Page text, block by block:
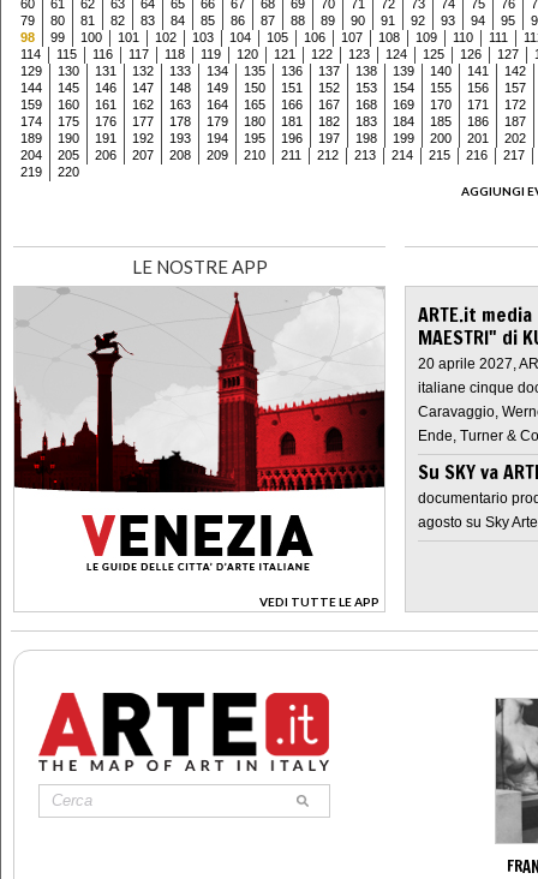
60 61 62 63 64 65 66 67 68 69 70 71 72 73 74 75 76
79
80 81 82 83 84 85 86 87 88 89 90 91 92 93 94 95
98
99 100 101 102 103 104 105 106 107 108 109 110 111
114
115 116 117 118 119 120 121 122 123 124 125 126 127
129
130 131 132 133 134 135 136 137 138 139 140 141
142
144
145 146 147 148 149 150 151 152 153 154 155 156
157
159
160 161 162 163 164 165 166 167 168 169 170 171
172
174
175 176 177 178 179 180 181 182 183 184 185 186
187
189
190 191 192 193 194 195 196 197 198 199 200 201
202
204
205 206 207 208 209 210 211 212 213 214 215 216
217
219
220
AGGIUNGI
LE NOSTRE APP
VEDI TUTTE LE APP
>
ARTE.it
MAESTRI" di
20 aprile 2027,
italiane cinque
Caravaggio,
Ende, Turner &
Su SKY va
documentario
agosto su Sky Arte